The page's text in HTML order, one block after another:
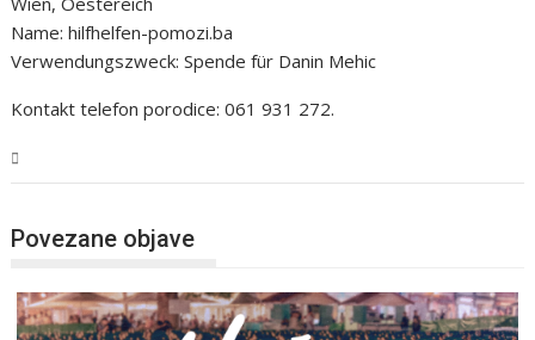
Name: hilfhelfen-pomozi.ba
Verwendungszweck: Spende für Danin Mehic
Kontakt telefon porodice: 061 931 272.
Povezane objave